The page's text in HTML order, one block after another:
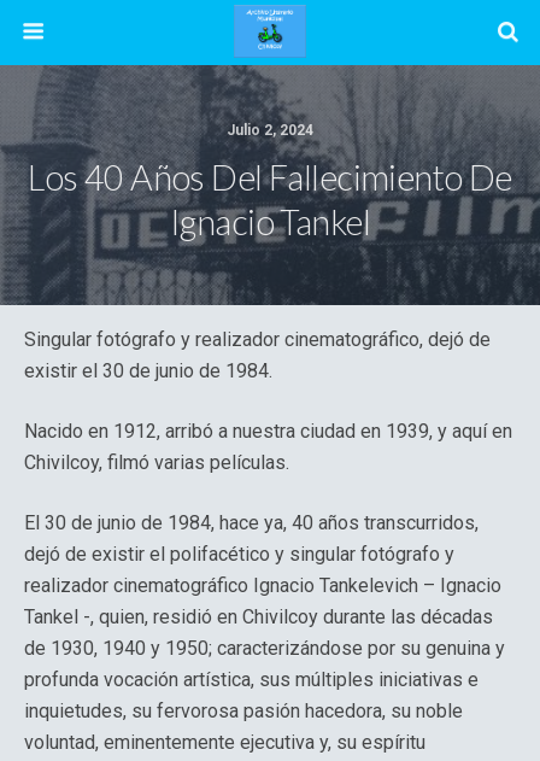
Julio 2, 2024
Los 40 Años Del Fallecimiento De
Ignacio Tankel
Singular fotógrafo y realizador cinematográfico, dejó de
existir el 30 de junio de 1984.
Nacido en 1912, arribó a nuestra ciudad en 1939, y aquí en
Chivilcoy, filmó varias películas.
El 30 de junio de 1984, hace ya, 40 años transcurridos,
dejó de existir el polifacético y singular fotógrafo y
realizador cinematográfico Ignacio Tankelevich – Ignacio
Tankel -, quien, residió en Chivilcoy durante las décadas
de 1930, 1940 y 1950; caracterizándose por su genuina y
profunda vocación artística, sus múltiples iniciativas e
inquietudes, su fervorosa pasión hacedora, su noble
voluntad, eminentemente ejecutiva y, su espíritu